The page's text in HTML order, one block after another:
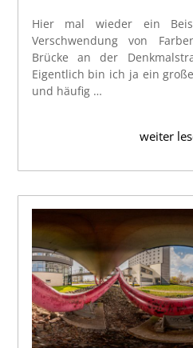
Hier mal wieder ein
Verschwendung von
Brücke an der
Eigentlich bin ich ja ein
und häufig …
weiter